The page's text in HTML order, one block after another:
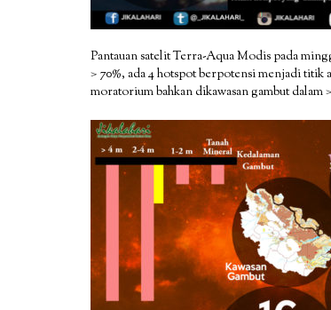
Pantauan satelit Terra-Aqua Modis pada
> 70%, ada 4 hotspot berpotensi menjadi
moratorium bahkan dikawasan gambut